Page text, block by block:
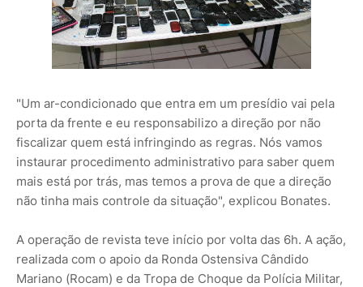
"Um ar-condicionado que entra em um presídio vai pela
porta da frente e eu responsabilizo a direção por não
fiscalizar quem está infringindo as regras. Nós vamos
instaurar procedimento administrativo para saber quem
mais está por trás, mas temos a prova de que a direção
não tinha mais controle da situação", explicou Bonates.
A operação de revista teve início por volta das 6h. A ação,
realizada com o apoio da Ronda Ostensiva Cândido
Mariano (Rocam) e da Tropa de Choque da Polícia Militar,